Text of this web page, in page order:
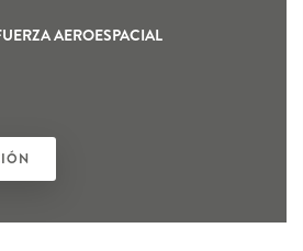
AEROESPACIAL